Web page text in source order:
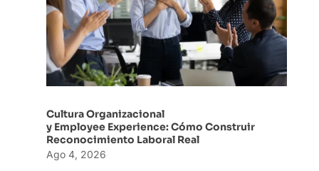
Cultura Organizacional
y Employee Experience: Cómo Construir
Reconocimiento Laboral Real
Ago 4, 2026